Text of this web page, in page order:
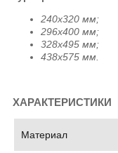
240х320 мм;
296х400 мм;
328х495 мм;
438х575 мм.
ХАРАКТЕРИСТИКИ
Материал